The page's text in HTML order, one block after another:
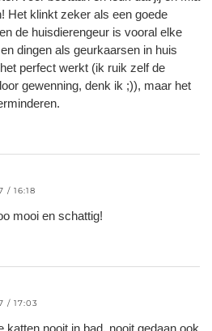
Het klinkt zeker als een goede
de huisdierengeur is vooral elke
dingen als geurkaarsen in huis
perfect werkt (ik ruik zelf de
gewenning, denk ik ;)), maar het
/ 16:18
mooi en schattig!
/ 17:03